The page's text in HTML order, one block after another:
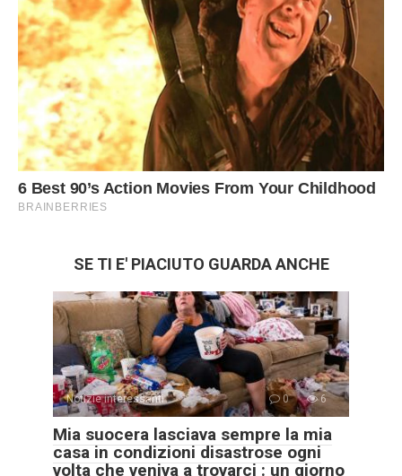
SE TI E' PIACIUTO GUARDA ANCHE
Notizie interessanti 0 6
Mia suocera lasciava sempre la mia
casa in condizioni disastrose ogni
volta che veniva a trovarci : un giorno